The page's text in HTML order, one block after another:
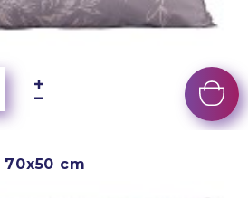
60x40 cm
70x50 cm